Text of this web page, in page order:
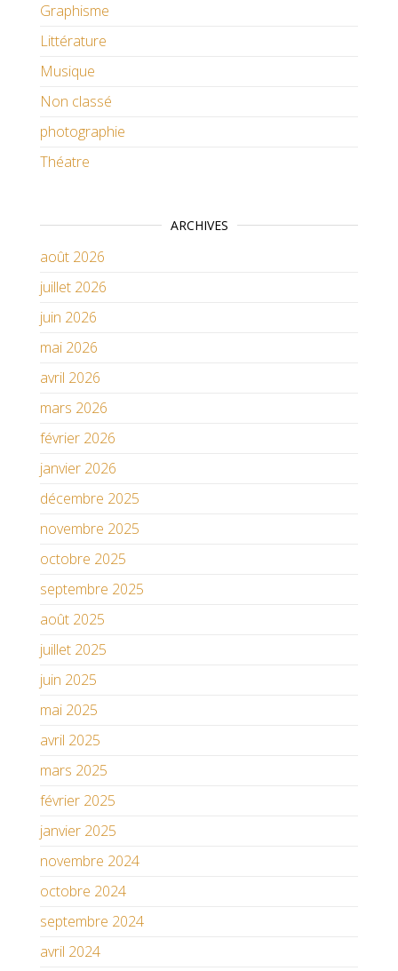
Graphisme
Littérature
Musique
Non classé
photographie
Théatre
ARCHIVES
août 2026
juillet 2026
juin 2026
mai 2026
avril 2026
mars 2026
février 2026
janvier 2026
décembre 2025
novembre 2025
octobre 2025
septembre 2025
août 2025
juillet 2025
juin 2025
mai 2025
avril 2025
mars 2025
février 2025
janvier 2025
novembre 2024
octobre 2024
septembre 2024
avril 2024